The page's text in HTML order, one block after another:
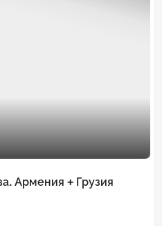
Райские уголки Кавказа. Армения + Грузия